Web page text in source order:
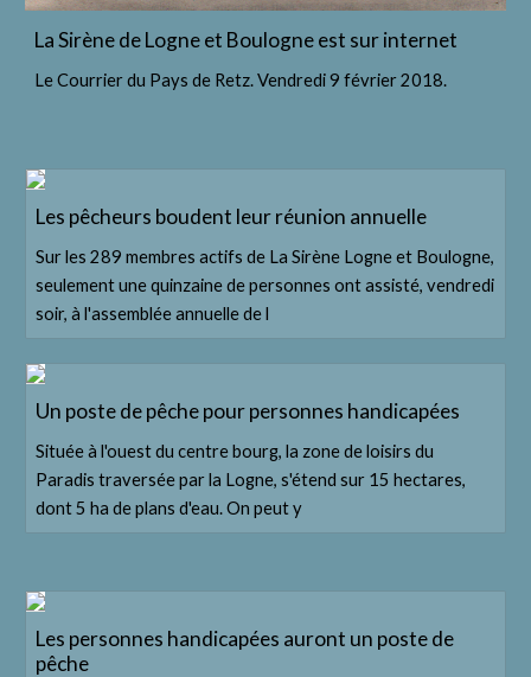
La Sirène de Logne et Boulogne est sur internet
Le Courrier du Pays de Retz. Vendredi 9 février 2018.
Les pêcheurs boudent leur réunion annuelle
Sur les 289 membres actifs de La Sirène Logne et Boulogne,
seulement une quinzaine de personnes ont assisté, vendredi
soir, à l'assemblée annuelle de l
Un poste de pêche pour personnes handicapées
Située à l'ouest du centre bourg, la zone de loisirs du
Paradis traversée par la Logne, s'étend sur 15 hectares,
dont 5 ha de plans d'eau. On peut y
Les personnes handicapées auront un poste de
pêche